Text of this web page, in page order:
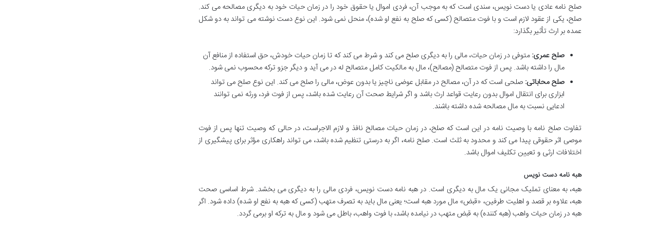
صلح نامه عادی یا دست نویس، سندی است که به موجب آن، فردی اموال یا حقوق خود را در زمان حیات خود به دیگری مصالحه می کند.
صلح، یکی از عقود لازم است و با فوت متصالح (کسی که صلح به نفع او شده)، منحل نمی شود. این نوع دست نوشته می تواند به دو شکل
عمده بر ارث تأثیر بگذارد:
صلح عمری: متوفی در زمان حیات، مالی را به دیگری صلح می کند و شرط می کند که تا زمان حیات خودش، حق استفاده از منافع آن
مال را داشته باشد. پس از فوت متصالح (مصالح)، مال به مالکیت کامل متصالح له در می آید و دیگر جزو ترکه محسوب نمی شود.
صلح محاباتی: صلحی است که در آن، مصالح در مقابل عوضی ناچیز یا بدون عوض، مالی را صلح می کند. این نوع صلح می تواند
ابزاری برای انتقال اموال بدون رعایت قواعد ارث باشد و اگر شرایط صحت آن رعایت شده باشد، پس از فوت فرد، ورثه نمی توانند
ادعایی نسبت به مال مصالحه شده داشته باشند.
تفاوت صلح نامه با وصیت نامه در این است که صلح، در زمان حیات مصالح نافذ و لازم الاجراست، در حالی که وصیت تنها پس از فوت
موصی اثر حقوقی پیدا می کند و محدود به ثلث است. صلح نامه، اگر به درستی تنظیم شده باشد، می تواند راهکاری مؤثر برای پیشگیری از
اختلافات ارثی و تعیین تکلیف اموال باشد.
هبه نامه دست نویس
هبه، به معنای تملیک مجانی یک مال به دیگری است. در هبه نامه دست نویس، فردی مالی را به دیگری می بخشد. شرط اساسی صحت
هبه، علاوه بر قصد و اهلیت طرفین، «قبض» مال مورد هبه است؛ یعنی مال باید به تصرف متهب (کسی که هبه به نفع او شده) داده شود. اگر
هبه در زمان حیات واهب (هبه کننده) به قبض متهب در نیامده باشد، با فوت واهب، باطل می شود و مال به ترکه او برمی گردد.